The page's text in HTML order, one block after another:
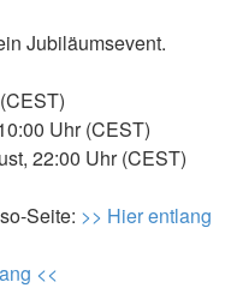
Jubiläumsevent.
Uhr (CEST)
22:00 Uhr (CEST)
Seite: >> Hier entlang
<<